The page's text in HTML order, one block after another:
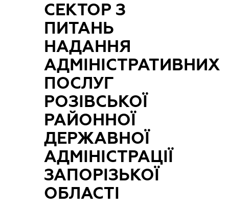
СЕКТОР З
ПИТАНЬ
НАДАННЯ
АДМІНІСТРАТИВНИХ
ПОСЛУГ
РОЗІВСЬКОЇ
РАЙОННОЇ
ДЕРЖАВНОЇ
АДМІНІСТРАЦІЇ
ЗАПОРІЗЬКОЇ
ОБЛАСТІ